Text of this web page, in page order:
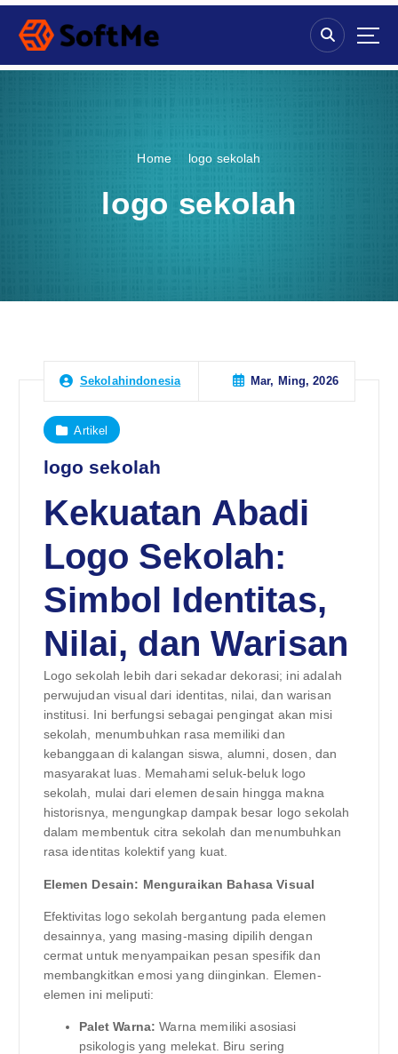
S
p
Home logo sekolah
logo sekolah
Sekolahindonesia Mar, Ming, 2026
Artikel
logo sekolah
Kekuatan Abadi
Logo Sekolah:
Simbol Identitas,
Nilai, dan Warisan
Logo sekolah lebih dari sekadar dekorasi; ini adalah
perwujudan visual dari identitas, nilai, dan warisan
institusi. Ini berfungsi sebagai pengingat akan misi
sekolah, menumbuhkan rasa memiliki dan
kebanggaan di kalangan siswa, alumni, dosen, dan
masyarakat luas. Memahami seluk-beluk logo
sekolah, mulai dari elemen desain hingga makna
historisnya, mengungkap dampak besar logo sekolah
dalam membentuk citra sekolah dan menumbuhkan
rasa identitas kolektif yang kuat.
Elemen Desain: Menguraikan Bahasa Visual
Efektivitas logo sekolah bergantung pada elemen
desainnya, yang masing-masing dipilih dengan
cermat untuk menyampaikan pesan spesifik dan
membangkitkan emosi yang diinginkan. Elemen-
elemen ini meliputi:
Palet Warna: Warna memiliki asosiasi
psikologis yang melekat. Biru sering